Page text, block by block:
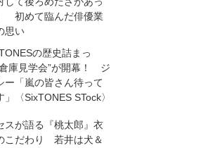
初めて臨んだ俳優業
思い
の歴史詰まっ
庫見学会”が開幕！ ジ
ー「嵐の皆さん待って
」〈SixTONES STock〉
スが語る『桃太郎』衣
こだわり 若井は犬＆